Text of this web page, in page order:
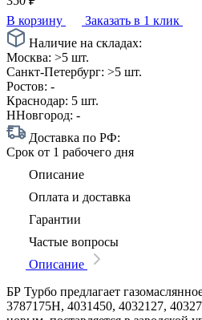
В корзину
Заказать в 1 клик
Наличие на складах:
Москва: >5 шт.
Санкт-Петербург: >5 шт.
Ростов: -
Краснодар: 5 шт.
ННовгород: -
Доставка по РФ:
Срок от 1 рабочего дня
Описание
Оплата и доставка
Гарантии
Частые вопросы
Описание
БР Турбо предлагает
3787175H, 4031450, 4032127,